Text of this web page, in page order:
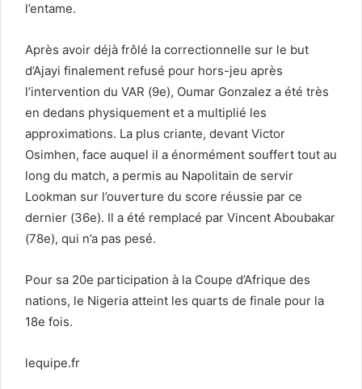
l’entame.
Après avoir déjà frôlé la correctionnelle sur le but
d’Ajayi finalement refusé pour hors-jeu après
l’intervention du VAR (9e), Oumar Gonzalez a été très
en dedans physiquement et a multiplié les
approximations. La plus criante, devant Victor
Osimhen, face auquel il a énormément souffert tout au
long du match, a permis au Napolitain de servir
Lookman sur l’ouverture du score réussie par ce
dernier (36e). Il a été remplacé par Vincent Aboubakar
(78e), qui n’a pas pesé.
Pour sa 20e participation à la Coupe d’Afrique des
nations, le Nigeria atteint les quarts de finale pour la
18e fois.
lequipe.fr